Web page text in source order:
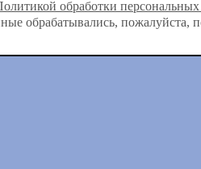
обработки
обрабатывались, пожалуйста,